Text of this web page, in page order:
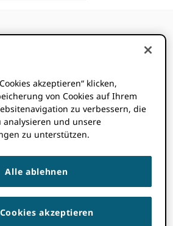
ist vorbei.
Forschungsintegrität
2024@11: 00 Uhr-12-00pm
:Ihre Zeitzone konnte nicht erkannt
Die Seite.
akzeptieren“ klicken,
von Cookies auf Ihrem
zu verbessern, die
analysieren und unsere
zu unterstützen.
Alle ablehnen
akzeptieren